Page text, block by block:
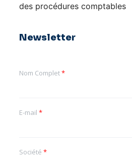
des procédures comptables
Newsletter
Nom Complet*
E-mail *
Société *